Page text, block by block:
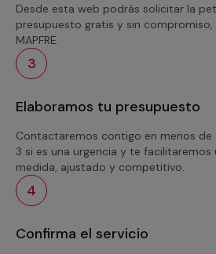
Desde esta web podrás solicitar la
presupuesto gratis y sin
MAPFRE.
3
Elaboramos tu presupuesto
Contactaremos contigo en menos de
3 si es una urgencia y te facilitaremos
medida, ajustado y competitivo.
4
Confirma el servicio